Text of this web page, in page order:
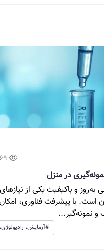
در منزل
به‌روز و باکیفیت یکی از
است. با پیشرفت فناوری،
نمونه‌گیر...
#آزمایش،